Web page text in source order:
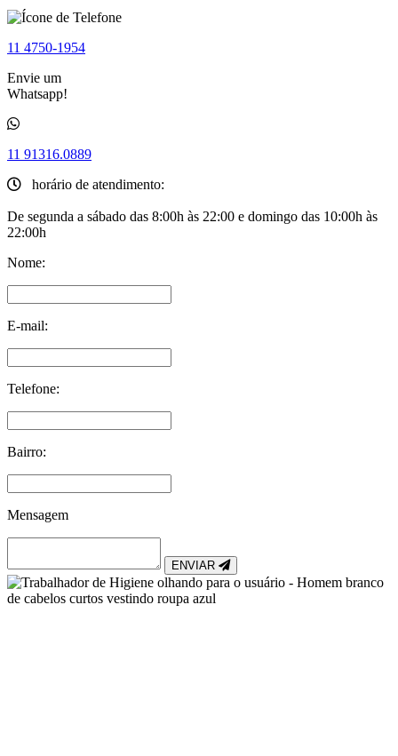
11 4750-1954
Envie um
Whatsapp!
11 91316.0889
horário de atendimento:
De segunda a sábado das 8:00h às 22:00 e domingo das 10:00h às
22:00h
Nome:
E-mail:
Telefone:
Bairro:
Mensagem
ENVIAR